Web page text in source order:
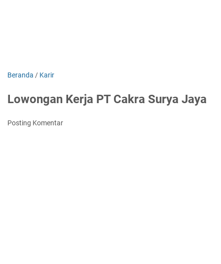
Beranda / Karir
Lowongan Kerja PT Cakra Surya Jaya
Posting Komentar